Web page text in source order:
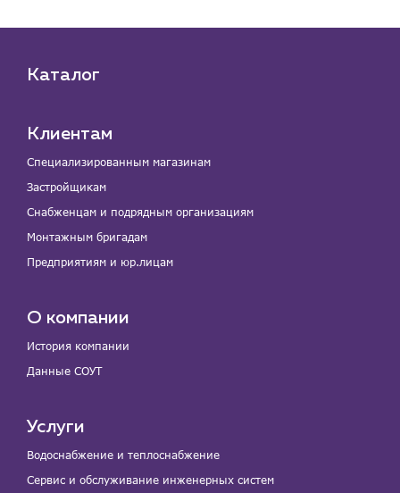
Каталог
Клиентам
Специализированным магазинам
Застройщикам
Снабженцам и подрядным организациям
Монтажным бригадам
Предприятиям и юр.лицам
О компании
История компании
Данные СОУТ
Услуги
Водоснабжение и теплоснабжение
Сервис и обслуживание инженерных систем